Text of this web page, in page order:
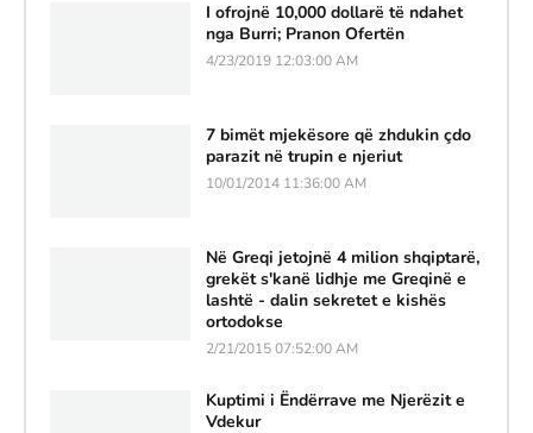
I ofrojnë 10,000 dollarë të ndahet
nga Burri; Pranon Ofertën
4/23/2019 12:03:00 AM
7 bimët mjekësore që zhdukin çdo
parazit në trupin e njeriut
10/01/2014 11:36:00 AM
Në Greqi jetojnë 4 milion shqiptarë,
grekët s'kanë lidhje me Greqinë e
lashtë - dalin sekretet e kishës
ortodokse
2/21/2015 07:52:00 AM
Kuptimi i Ëndërrave me Njerëzit e
Vdekur